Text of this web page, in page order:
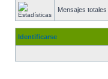
Mensajes totales
Identificarse